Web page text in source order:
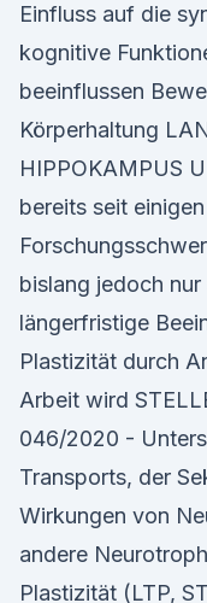
Einfluss auf die
kognitive
beeinflussen
Körperhaltung
HIPPOKAMPUS
bereits seit
bislang jedoch
längerfristige
Plastizität durch
Arbeit wird
046/2020 -
Transports, der
Wirkungen von
andere
Plastizität (LTP,